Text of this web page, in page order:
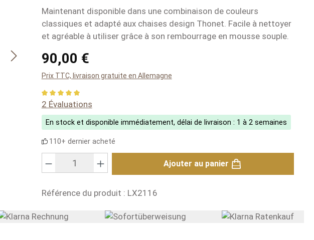
Maintenant disponible dans une combinaison de couleurs
classiques et adapté aux chaises design Thonet. Facile à nettoyer
et agréable à utiliser grâce à son rembourrage en mousse souple.
Regular price:
90,00 €
Prix TTC, livraison gratuite en Allemagne
Average rating of 5 out of 5 stars
2 Évaluations
En stock et disponible immédiatement, délai de livraison : 1 à 2 semaines
110+ dernier acheté
Nombre de produits : saisis la valeur souhaitée ou utilise les boutons pour
Ajouter au panier
Référence du produit : LX2116